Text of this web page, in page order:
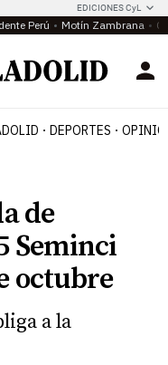
EDICIONES CyL
Perú Motín Zambrana
DEPORTES
de
Seminci
octubre
a la